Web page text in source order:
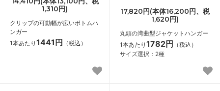
1,310円)
クリップの可動幅が広いボトムハ
ンガー
1本あたり 1441円 （税込）
17,820円(本体16,200円、税
1,620円)
丸頭の湾曲型ジャケットハンガー
1本あたり 1782円 （税込）
サイズ選択：2種